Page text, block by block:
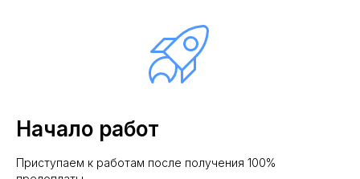
Начало работ
Приступаем к работам после получения 100%